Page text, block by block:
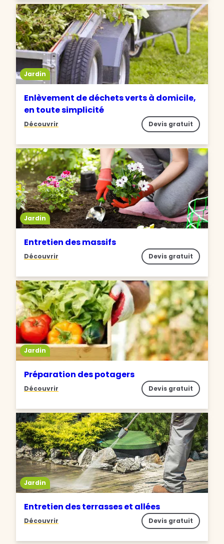
Jardin
Enlèvement de déchets verts à domicile,
en toute simplicité
Découvrir Devis gratuit
Jardin
Entretien des massifs
Découvrir Devis gratuit
Jardin
Préparation des potagers
Découvrir Devis gratuit
Jardin
Entretien des terrasses et allées
Découvrir Devis gratuit